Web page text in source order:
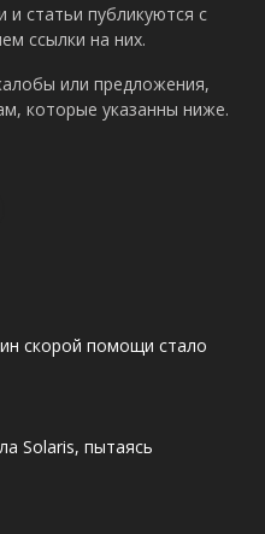
и статьи публикуются с
ссылки на них.
или предложения,
которые указанны ниже.
скорой помощи стало
Solaris, пытаясь